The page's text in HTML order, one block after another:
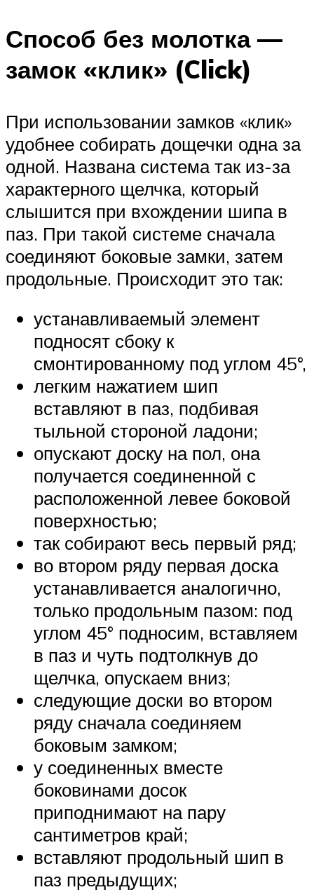
Способ без молотка —
замок «клик» (Click)
При использовании замков «клик»
удобнее собирать дощечки одна за
одной. Названа система так из-за
характерного щелчка, который
слышится при вхождении шипа в
паз. При такой системе сначала
соединяют боковые замки, затем
продольные. Происходит это так:
устанавливаемый элемент
подносят сбоку к
смонтированному под углом 45°,
легким нажатием шип
вставляют в паз, подбивая
тыльной стороной ладони;
опускают доску на пол, она
получается соединенной с
расположенной левее боковой
поверхностью;
так собирают весь первый ряд;
во втором ряду первая доска
устанавливается аналогично,
только продольным пазом: под
углом 45° подносим, вставляем
в паз и чуть подтолкнув до
щелчка, опускаем вниз;
следующие доски во втором
ряду сначала соединяем
боковым замком;
у соединенных вместе
боковинами досок
приподнимают на пару
сантиметров край;
вставляют продольный шип в
паз предыдущих;